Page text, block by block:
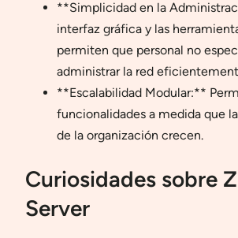
**Simplicidad en la
interfaz gráfica y las
permiten que personal no
administrar la red
**Escalabilidad Modular:**
funcionalidades a medida que
de la organización crecen.
Curiosidades sobre
Server